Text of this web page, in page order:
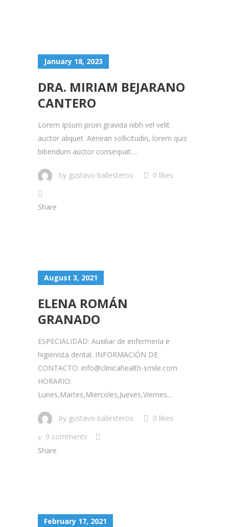
January 18, 2023
DRA. MIRIAM BEJARANO
CANTERO
Lorem Ipsum proin gravida nibh vel velit
auctor aliquet. Aenean sollicitudin, lorem quis
bibendum auctor consequat....
by gustavo ballesteros 0 likes
Share
August 3, 2021
ELENA ROMÁN
GRANADO
ESPECIALIDAD: Auxiliar de enfermería e
higienista dental. INFORMACIÓN DE
CONTACTO: info@clinicahealth-smile.com
HORARIO:
Lunes,Martes,Miercoles,Jueves,Viernes...
by gustavo ballesteros
0 likes
0 comments
Share
February 17, 2021